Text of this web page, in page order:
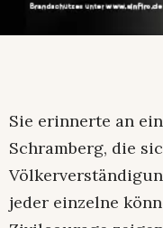
Sie erinnerte an
Schramberg, die
jeder einzelne